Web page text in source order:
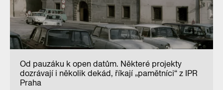
Od pauzáku k open datům. Některé projekty
dozrávají i několik dekád, říkají „pamětníci“ z IPR
Praha